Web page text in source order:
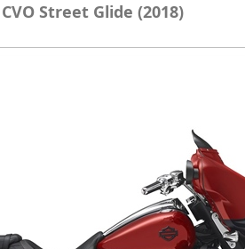
Street Glide (2018)